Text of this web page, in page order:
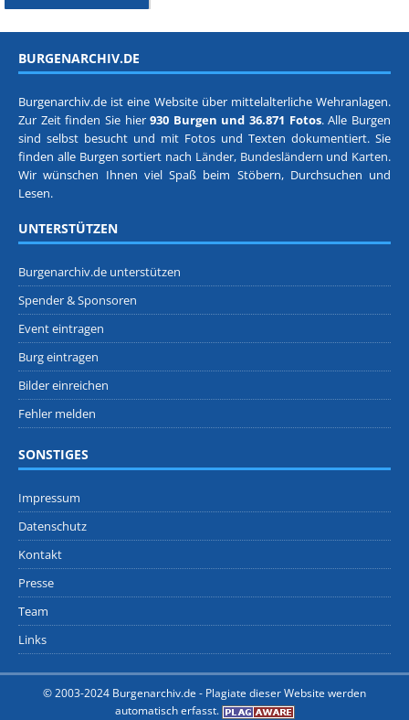
BURGENARCHIV.DE
Burgenarchiv.de ist eine Website über mittelalterliche Wehranlagen.
Zur Zeit finden Sie hier930 Burgen und 36.871 Fotos. Alle Burgen
sind selbst besucht und mit Fotos und Texten dokumentiert. Sie
finden alle Burgen sortiert nach Länder, Bundesländern und Karten.
Wir wünschen Ihnen viel Spaß beim Stöbern, Durchsuchen und
Lesen.
UNTERSTÜTZEN
Burgenarchiv.de unterstützen
Spender & Sponsoren
Event eintragen
Burg eintragen
Bilder einreichen
Fehler melden
SONSTIGES
Impressum
Datenschutz
Kontakt
Presse
Team
Links
© 2003-2024 Burgenarchiv.de - Plagiate dieser Website werden
automatisch erfasst.